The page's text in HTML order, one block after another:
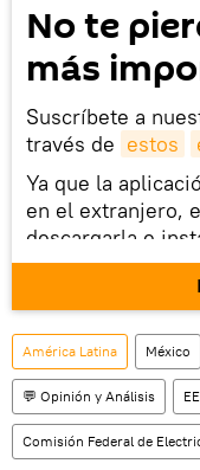
No te
más
Suscríbete a
través de estos
Ya que la
en el extranjero,
descargarla e
móvil (¡solo para
También
social rusa VK .
América Latina México
💬 Opinión y Análisis
Comisión Federal de